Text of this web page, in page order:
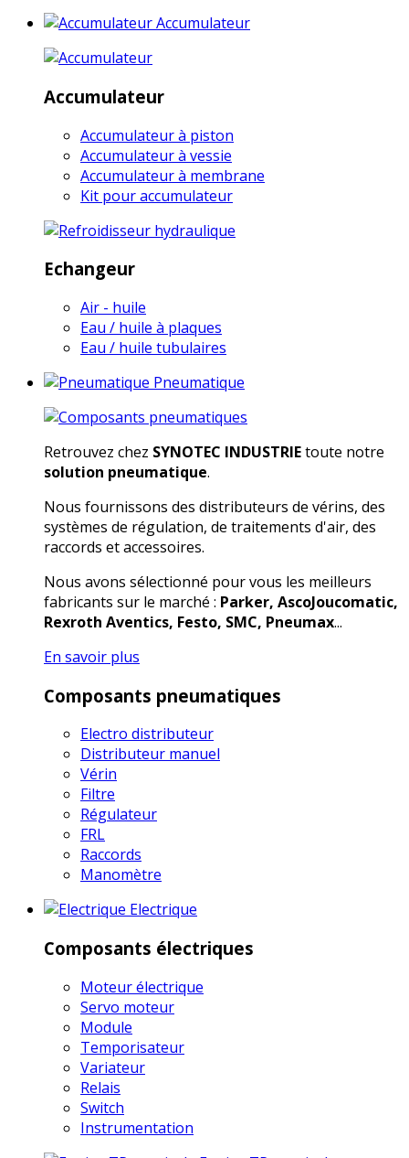
Accumulateur
Accumulateur
Accumulateur à piston
Accumulateur à vessie
Accumulateur à membrane
Kit pour accumulateur
Echangeur
Air - huile
Eau / huile à plaques
Eau / huile tubulaires
Pneumatique
Retrouvez chez SYNOTEC INDUSTRIEtoute notre
solution pneumatique.
Nous fournissons des distributeurs de vérins, des
systèmes de régulation, de traitements d'air, des
raccords et accessoires.
Nous avons sélectionné pour vous les meilleurs
fabricants sur le marché : Parker, AscoJoucomatic,
Rexroth Aventics, Festo, SMC, Pneumax...
En savoir plus
Composants pneumatiques
Electro distributeur
Distributeur manuel
Vérin
Filtre
Régulateur
FRL
Raccords
Manomètre
Electrique
Composants électriques
Moteur électrique
Servo moteur
Module
Temporisateur
Variateur
Relais
Switch
Instrumentation